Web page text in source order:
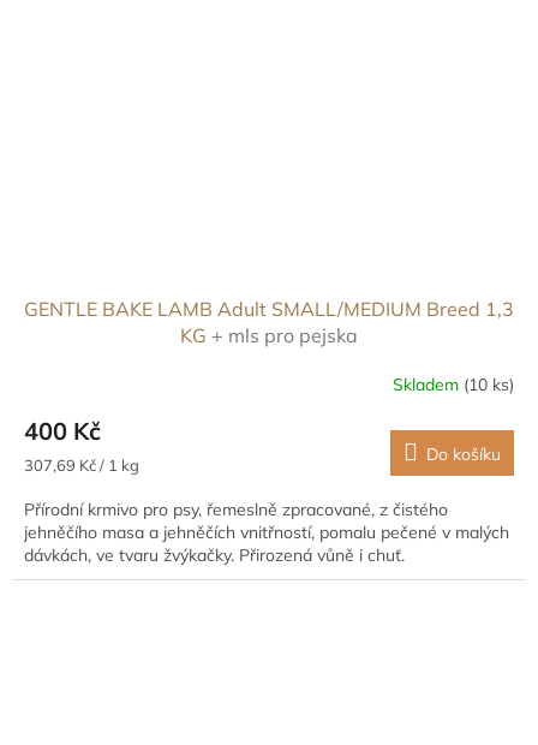
GENTLE BAKE LAMB Adult SMALL/MEDIUM Breed 1,3
KG + mls pro pejska
Skladem (10 ks)
400 Kč
Měrná
307,69 Kč / 1 kg Do košíku
Přírodní krmivo pro psy, řemeslně zpracované, z čistého
jehněčího masa a jehněčích vnitřností, pomalu pečené v malých
dávkách, ve tvaru žvýkačky. Přirozená vůně i chuť.